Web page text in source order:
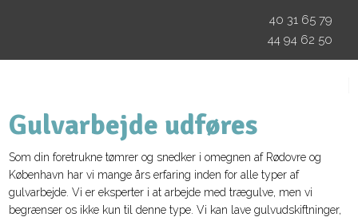
40 31 65 79
44 94 62 50
Gulvarbejde udføres
Som din foretrukne tømrer og snedker i omegnen af Rødovre og
København har vi mange års erfaring inden for alle typer af
gulvarbejde. Vi er eksperter i at arbejde med trægulve, men vi
begrænser os ikke kun til denne type. Vi kan lave gulvudskiftninger,